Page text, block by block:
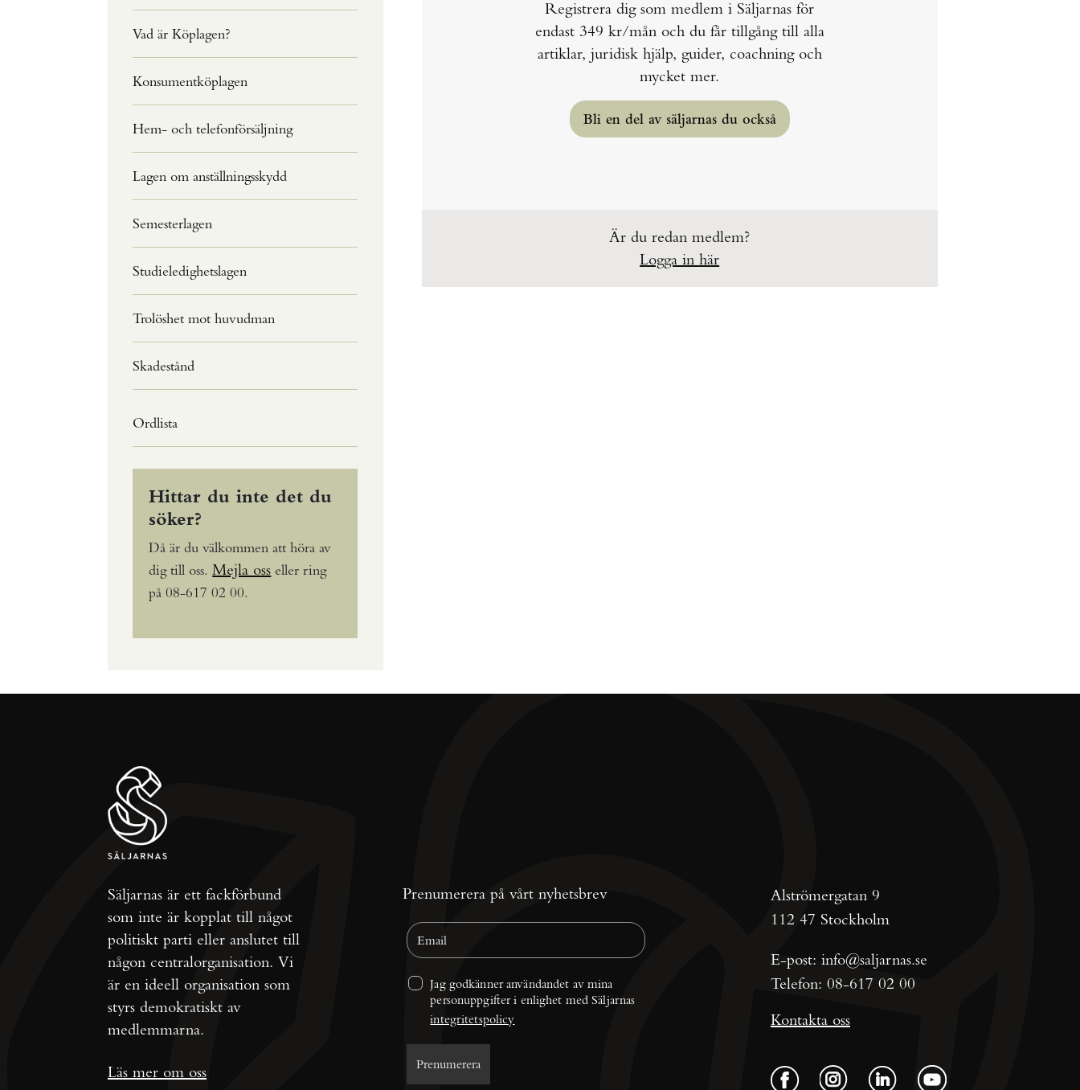
Vad är Köplagen?
Konsumentköplagen
Hem- och telefonförsäljning
Lagen om anställningsskydd
Semesterlagen
Studieledighetslagen
Trolöshet mot huvudman
Skadestånd
Ordlista
Hittar du inte det du
söker?
Då är du välkommen att höra av
dig till oss. Mejla oss eller ring
på 08-617 02 00.
Registrera dig som medlem i Säljarnas för
endast 349 kr/mån och du får tillgång till alla
artiklar, juridisk hjälp, guider, coachning och
mycket mer.
Bli en del av säljarnas du också
Är du redan medlem?
Logga in här
Säljarnas är ett fackförbund
som inte är kopplat till något
politiskt parti eller anslutet till
någon centralorganisation. Vi
är en ideell organisation som
styrs demokratiskt av
medlemmarna.
Läs mer om oss
Prenumerera på vårt nyhetsbrev
Jag godkänner användandet av mina
integritetspolicy
Alströmergatan 9
112 47 Stockholm
E-post: info@saljarnas.se
Telefon: 08-617 02 00
Kontakta oss